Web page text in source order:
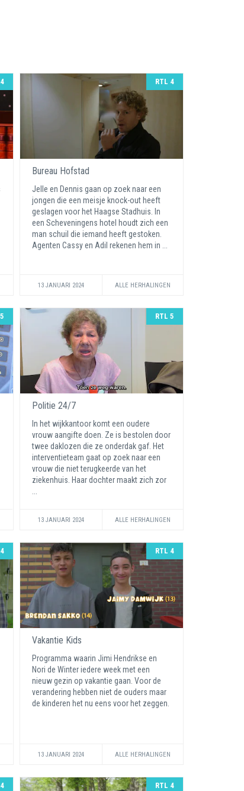
RTL 4
Bureau Hofstad
Jelle en Dennis gaan op zoek naar een
jongen die een meisje knock-out heeft
geslagen voor het Haagse Stadhuis. In
een Scheveningens hotel houdt zich een
man schuil die iemand heeft gestoken.
Agenten Cassy en Adil rekenen hem in ...
13 JANUARI 2024 ALLE HERHALINGEN
RTL 5
Politie 24/7
In het wijkkantoor komt een oudere
vrouw aangifte doen. Ze is bestolen door
twee daklozen die ze onderdak gaf. Het
interventieteam gaat op zoek naar een
vrouw die niet terugkeerde van het
ziekenhuis. Haar dochter maakt zich zor
13 JANUARI 2024 ALLE HERHALINGEN
RTL 4
Vakantie Kids
Programma waarin Jimi Hendrikse en
Nori de Winter iedere week met een
nieuw gezin op vakantie gaan. Voor de
verandering hebben niet de ouders maar
de kinderen het nu eens voor het zeggen.
13 JANUARI 2024 ALLE HERHALINGEN
RTL 4